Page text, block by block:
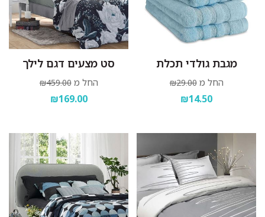
מגבת גולדי תכלת
החל מ ₪29.00
₪14.50
סט מצעים דגם לילך
החל מ ₪459.00
₪169.00